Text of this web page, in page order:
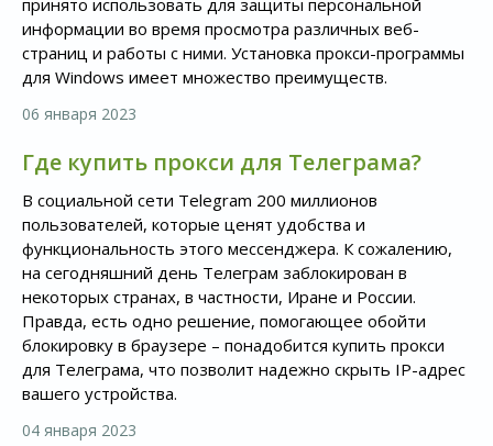
принято использовать для защиты персональной
информации во время просмотра различных веб-
страниц и работы с ними. Установка прокси-программы
для Windows имеет множество преимуществ.
06 января 2023
Где купить прокси для Телеграма?
В социальной сети Telegram 200 миллионов
пользователей, которые ценят удобства и
функциональность этого мессенджера. К сожалению,
на сегодняшний день Телеграм заблокирован в
некоторых странах, в частности, Иране и России.
Правда, есть одно решение, помогающее обойти
блокировку в браузере – понадобится купить прокси
для Телеграма, что позволит надежно скрыть IP-адрес
вашего устройства.
04 января 2023